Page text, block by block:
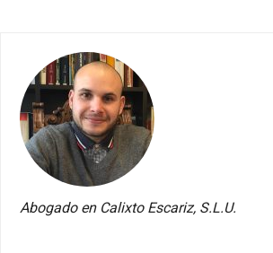
Abogado en Calixto Escariz, S.L.U.